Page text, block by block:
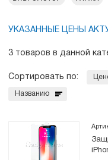
УКАЗАННЫЕ ЦЕНЫ
3 товаров в данной
Сортировать по:
Названию